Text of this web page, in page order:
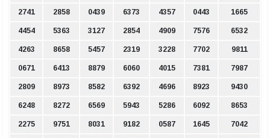
2741 2858 0439 6373 4357 0443 1665
4454 5363 3127 2854 4909 7576 6532
4263 8658 5457 2319 3228 7702 9811
0671 6413 8879 6060 4015 7381 7987
2809 8973 8582 6392 4696 8923 9430
6248 8272 6569 5943 5286 6092 8653
2275 9751 8031 9182 0587 1645 7042